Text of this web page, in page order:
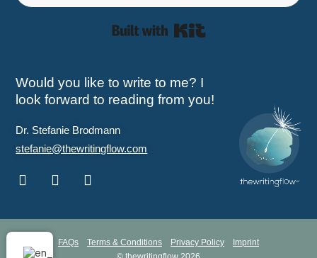
Would you like to write to me? I
look forward to reading from you!
Dr. Stefanie Brodmann
stefanie@thewritingflow.com
FAQs Terms & Conditions Privacy Policy Imprint